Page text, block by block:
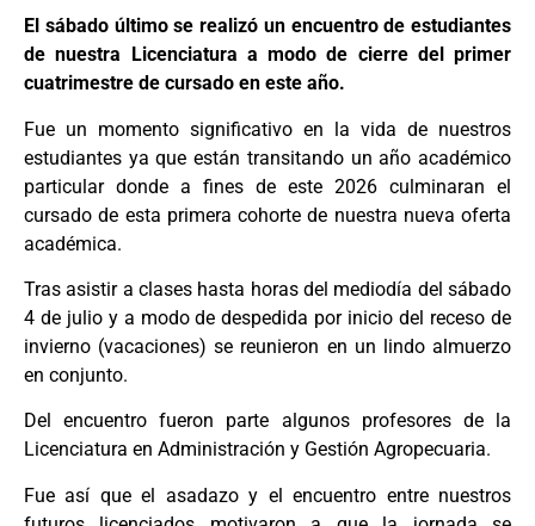
El sábado último se realizó un encuentro de estudiantes
de nuestra Licenciatura a modo de cierre del primer
cuatrimestre de cursado en este año.
Fue un momento significativo en la vida de nuestros
estudiantes ya que están transitando un año académico
particular donde a fines de este 2026 culminaran el
cursado de esta primera cohorte de nuestra nueva oferta
académica.
Tras asistir a clases hasta horas del mediodía del sábado
4 de julio y a modo de despedida por inicio del receso de
invierno (vacaciones) se reunieron en un lindo almuerzo
en conjunto.
Del encuentro fueron parte algunos profesores de la
Licenciatura en Administración y Gestión Agropecuaria.
Fue así que el asadazo y el encuentro entre nuestros